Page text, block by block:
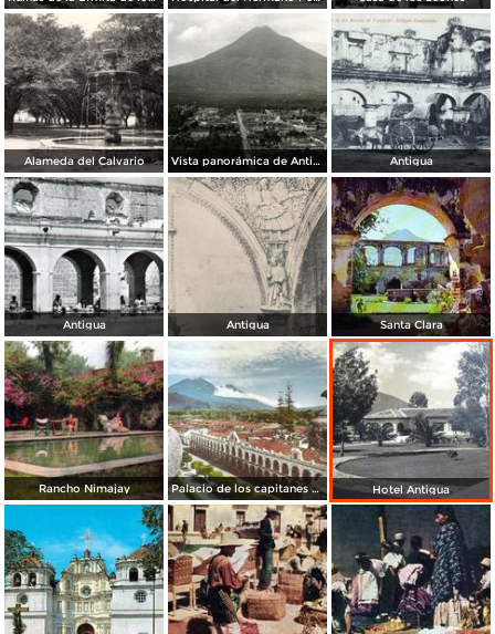
Alameda del Calvario Vista panorámica de Antigua Antigua
Antigua Antigua Santa Clara
Rancho Nimajay Palacio de los capitanes generales Hotel Antigua